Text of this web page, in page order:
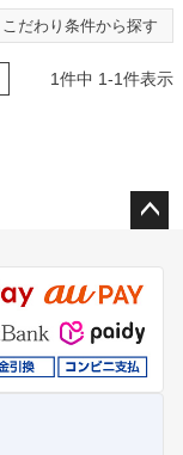
こだわり条件から探す
1件中 1-1件表示
ジト
ップ
へ